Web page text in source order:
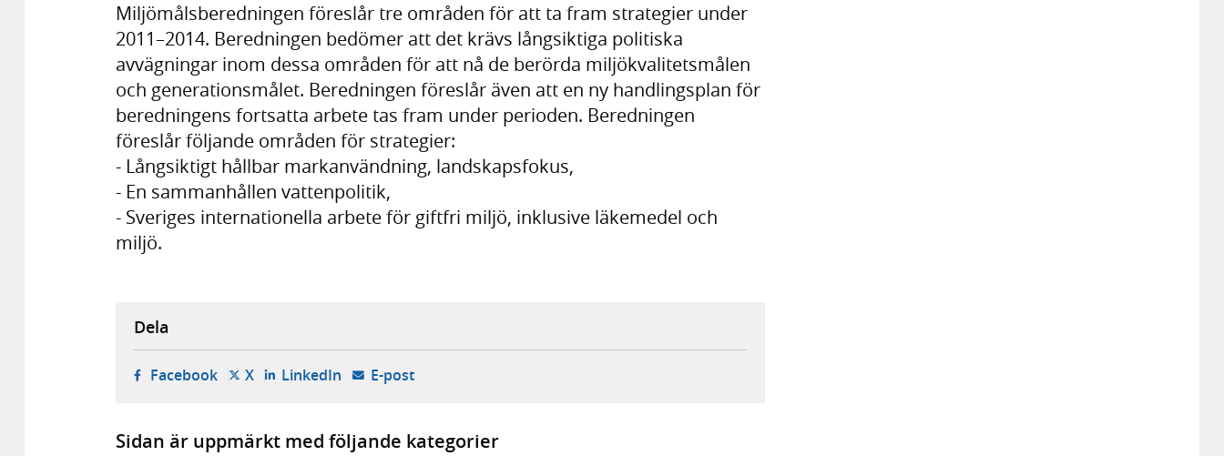
Miljömålsberedningen föreslår tre områden för att ta fram strategier under
2011–2014. Beredningen bedömer att det krävs långsiktiga politiska
avvägningar inom dessa områden för att nå de berörda miljökvalitetsmålen
och generationsmålet. Beredningen föreslår även att en ny handlingsplan för
beredningens fortsatta arbete tas fram under perioden. Beredningen
föreslår följande områden för strategier:
- Långsiktigt hållbar markanvändning, landskapsfokus,
- En sammanhållen vattenpolitik,
- Sveriges internationella arbete för giftfri miljö, inklusive läkemedel och
miljö.
Dela
Facebook- öppnas i ny flik, extern webbplats,
X- öppnas i ny flik, extern webbplats,
LinkedIn- öppnas i ny flik, extern webbplats,
E-post- öppnar din e-postklient,
Sidan är uppmärkt med följande kategorier